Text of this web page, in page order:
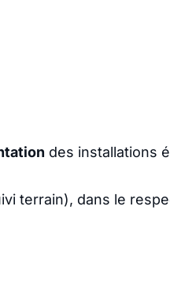
des installations
terrain), dans le